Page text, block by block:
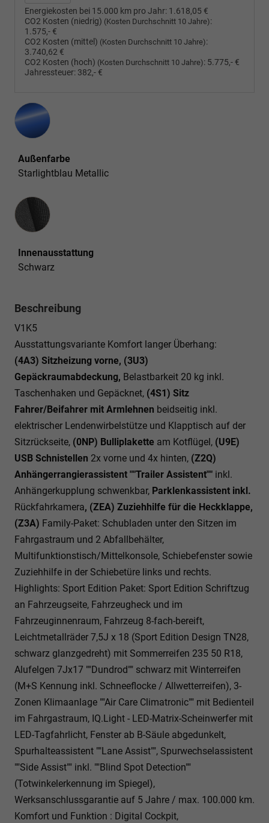
Energiekosten bei 15.000 km pro Jahr: 1.618,05 €
CO2 Kosten (niedrig) (Kosten Durchschnitt 10 Jahre):
1.575,- €
CO2 Kosten (mittel) (Kosten Durchschnitt 10 Jahre):
3.740,62 €
CO2 Kosten (hoch) (Kosten Durchschnitt 10 Jahre): 5.775,- €
Jahressteuer: 382,- €
Außenfarbe
Starlightblau Metallic
Innenausstattung
Innenausstattung
Schwarz
Beschreibung
V1K5
Ausstattungsvariante Komfort langer Überhang:
(4A3) Sitzheizung vorne, (3U3)
Gepäckraumabdeckung, Belastbarkeit 20 kg inkl.
Taschenhaken und Gepäcknet, (4S1) Sitz
Fahrer/Beifahrer mit Armlehnen beidseitig inkl.
elektrischer Lendenwirbelstütze und Klapptisch auf der
Sitzrückseite, (0NP) Bulliplakette am Kotflügel, (U9E)
USB Schnistellen 2x vorne und 4x hinten, (Z2Q)
Anhängerrangierassistent ""Trailer Assistent"" inkl.
Anhängerkupplung schwenkbar, Parklenkassistent inkl.
Rückfahrkamera, (ZEA) Zuziehhilfe für die Heckklappe,
(Z3A) Family-Paket: Schubladen unter den Sitzen im
Fahrgastraum und 2 Abfallbehälter,
Multifunktionstisch/Mittelkonsole, Schiebefenster sowie
Zuziehhilfe in der Schiebetüre links und rechts.
Highlights: Sport Edition Paket: Sport Edition Schriftzug
an Fahrzeugseite, Fahrzeugheck und im
Fahrzeuginnenraum, Fahrzeug 8-fach-bereift,
Leichtmetallräder 7,5J x 18 (Sport Edition Design TN28,
schwarz glanzgedreht) mit Sommerreifen 235 50 R18,
Alufelgen 7Jx17 ""Dundrod"" schwarz mit Winterreifen
(M+S Kennung inkl. Schneeflocke / Allwetterreifen), 3-
Zonen Klimaanlage ""Air Care Climatronic"" mit Bedienteil
im Fahrgastraum, IQ.Light - LED-Matrix-Scheinwerfer mit
LED-Tagfahrlicht, Fenster ab B-Säule abgedunkelt,
Spurhalteassistent ""Lane Assist"", Spurwechselassistent
""Side Assist"" inkl. ""Blind Spot Detection""
(Totwinkelerkennung im Spiegel),
Werksanschlussgarantie auf 5 Jahre / max. 100.000 km.
Komfort und Funktion : Digital Cockpit,